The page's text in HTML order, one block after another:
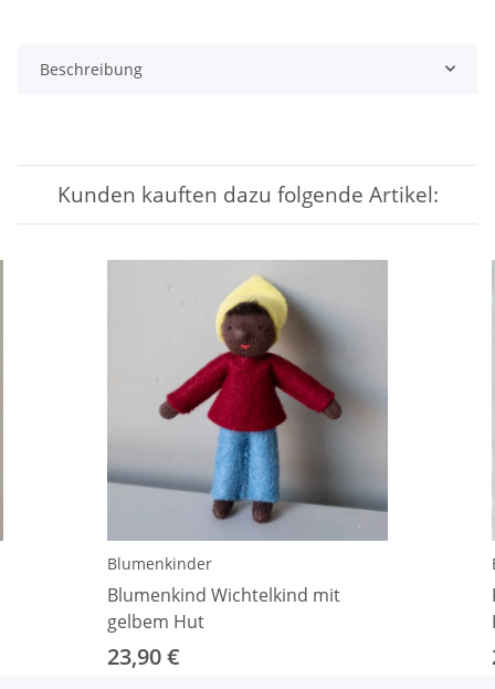
Beschreibung
Kunden kauften dazu folgende Artikel:
Blumenkinder
Blumenkind Wichtelkind mit
gelbem Hut
23,90 €